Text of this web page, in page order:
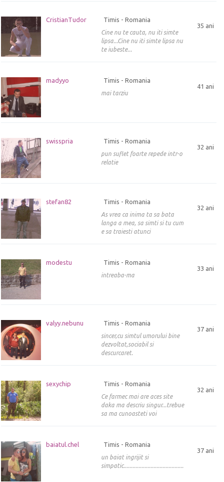
CristianTudor
35 ani
Timis - Romania
Cine nu te cauta, nu iti simte
lipsa...Cine nu iti simte lipsa nu
te iubeste...
madyyo
41 ani
Timis - Romania
mai tarziu
swisspria
32 ani
Timis - Romania
pun suflet foarte repede intr-o
relatie
stefan82
32 ani
Timis - Romania
As vrea ca inima ta sa bata
langa a mea, sa simti si tu cum
e sa traiesti atunci
modestu
33 ani
Timis - Romania
intreaba-ma
valyy.nebunu
37 ani
Timis - Romania
sincer,cu simtul umorului bine
dezvoltat,sociabil si
descurcaret.
sexychip
32 ani
Timis - Romania
Ce farmec mai are aces site
daka ma descriu singur...trebue
sa ma cunoasteti voi
baiatul.chel
37 ani
Timis - Romania
un baiat ingrijit si
simpatic........................................